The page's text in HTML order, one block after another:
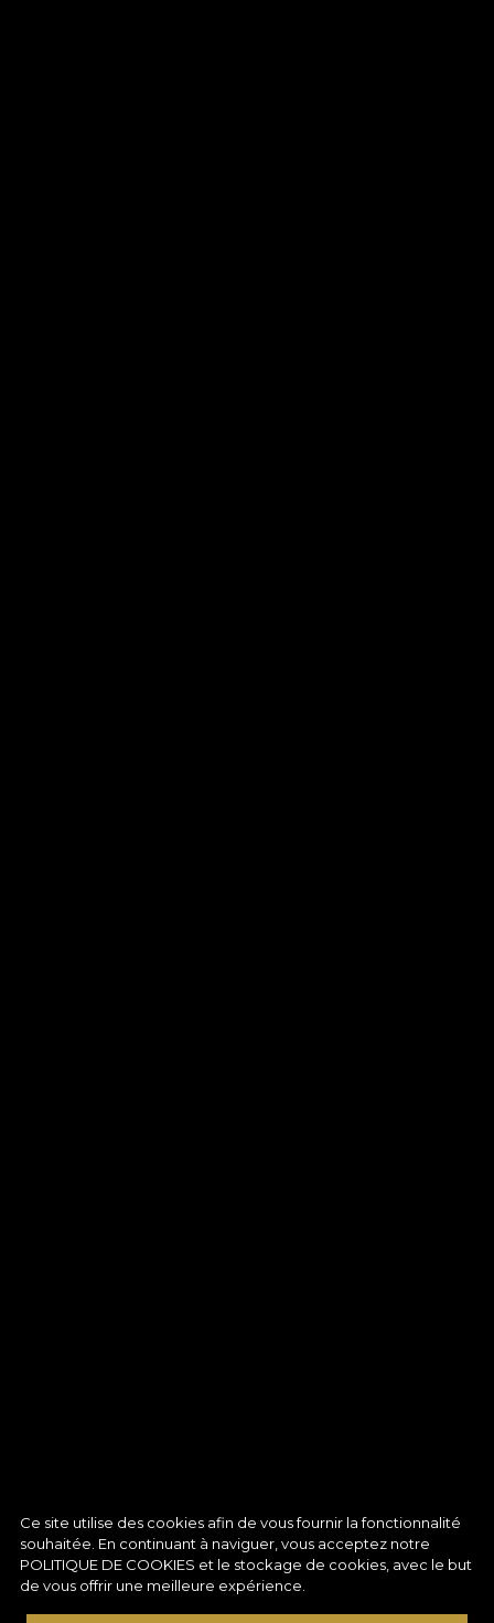
Ce site utilise des cookies afin de vous fournir la fonctionnalité
souhaitée. En continuant à naviguer, vous acceptez notre
POLITIQUE DE COOKIES et le stockage de cookies, avec le but
de vous offrir une meilleure expérience.